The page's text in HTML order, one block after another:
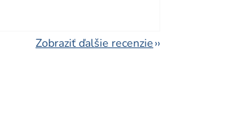
Zobraziť ďalšie recenzie